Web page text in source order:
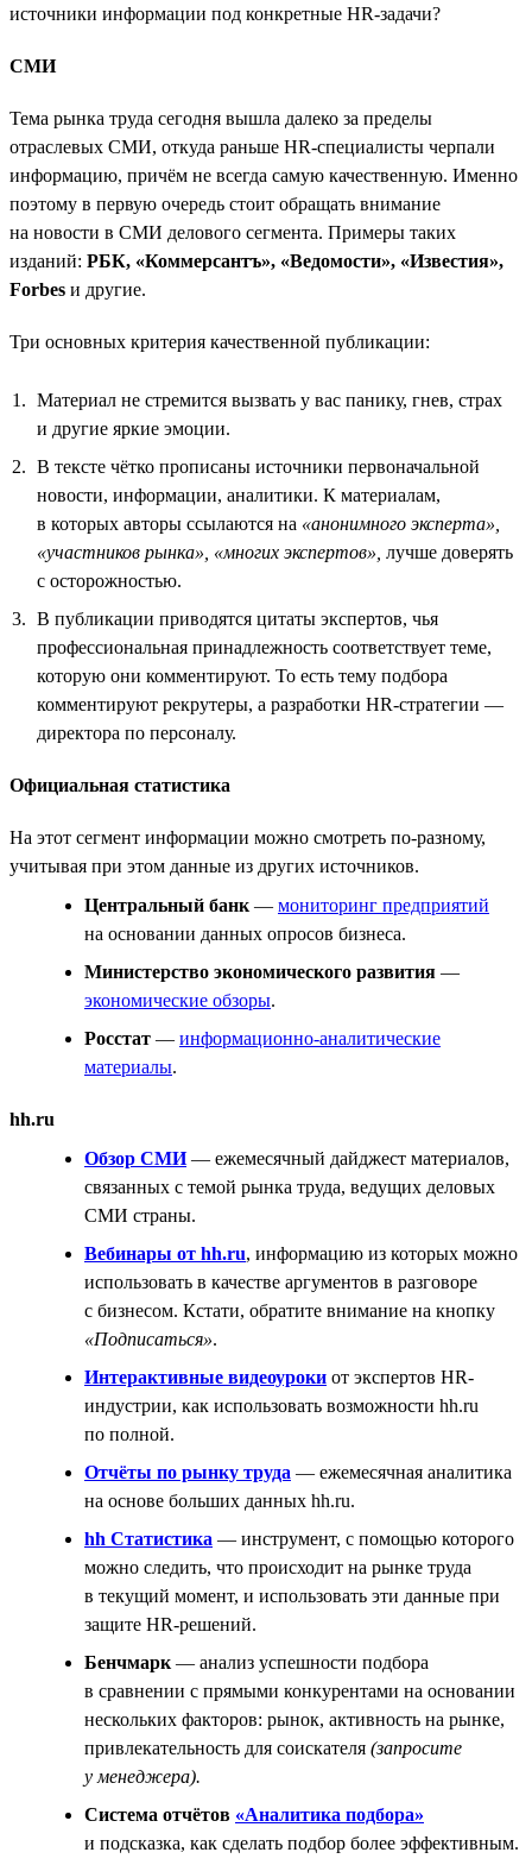
источники информации под конкретные HR-задачи?
СМИ
Тема рынка труда сегодня вышла далеко за пределы
отраслевых СМИ, откуда раньше HR-специалисты черпали
информацию, причём не всегда самую качественную. Именно
поэтому в первую очередь стоит обращать внимание
на новости в СМИ делового сегмента. Примеры таких
изданий: РБК, «Коммерсантъ», «Ведомости», «Известия»,
Forbes и другие.
Три основных критерия качественной публикации:
Материал не стремится вызвать у вас панику, гнев, страх
и другие яркие эмоции.
В тексте чётко прописаны источники первоначальной
новости, информации, аналитики. К материалам,
в которых авторы ссылаются на «анонимного эксперта»,
«участников рынка», «многих экспертов», лучше доверять
с осторожностью.
В публикации приводятся цитаты экспертов, чья
профессиональная принадлежность соответствует теме,
которую они комментируют. То есть тему подбора
комментируют рекрутеры, а разработки HR-стратегии —
директора по персоналу.
Официальная статистика
На этот сегмент информации можно смотреть по-разному,
учитывая при этом данные из других источников.
Центральный банк — мониторинг предприятий
на основании данных опросов бизнеса.
Министерство экономического развития —
экономические обзоры.
Росстат — информационно-аналитические
материалы.
hh.ru
Обзор СМИ— ежемесячный дайджест материалов,
связанных с темой рынка труда, ведущих деловых
СМИ страны.
Вебинары от hh.ru, информацию из которых можно
использовать в качестве аргументов в разговоре
с бизнесом. Кстати, обратите внимание на кнопку
«Подписаться».
Интерактивные видеоуроки от экспертов HR-
индустрии, как использовать возможности hh.ru
по полной.
Отчёты по рынку труда — ежемесячная аналитика
на основе больших данных hh.ru.
hh Статистика — инструмент, с помощью которого
можно следить, что происходит на рынке труда
в текущий момент, и использовать эти данные при
защите HR-решений.
Бенчмарк — анализ успешности подбора
в сравнении с прямыми конкурентами на основании
нескольких факторов: рынок, активность на рынке,
привлекательность для соискателя (запросите
у менеджера).
Система отчётов «Аналитика подбора»
и подсказка, как сделать подбор более эффективным.